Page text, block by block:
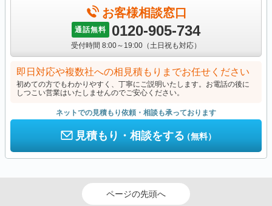
お客様相談窓口
通話無料 0120-905-734
受付時間 8:00～19:00（土日祝も対応）
即日対応や複数社への相見積もりまでお任せください
初めての方でもわかりやすく、丁寧にご説明いたします。お電話の後に
しつこい営業はいたしませんのでご安心ください。
ネットでの見積もり依頼・相談も承っております
見積もり・相談をする（無料）
ページの先頭へ